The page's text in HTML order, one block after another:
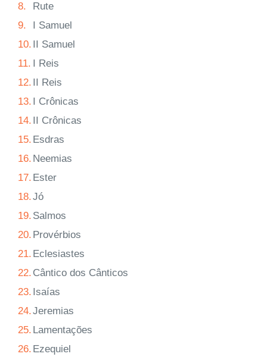
8.
Rute
9.
I Samuel
10. II Samuel
11. I Reis
12. II Reis
13. I Crônicas
14. II Crônicas
15. Esdras
16. Neemias
17. Ester
18.Jó
19. Salmos
20. Provérbios
21. Eclesiastes
22. Cântico dos Cânticos
23. Isaías
24.Jeremias
25. Lamentações
26. Ezequiel